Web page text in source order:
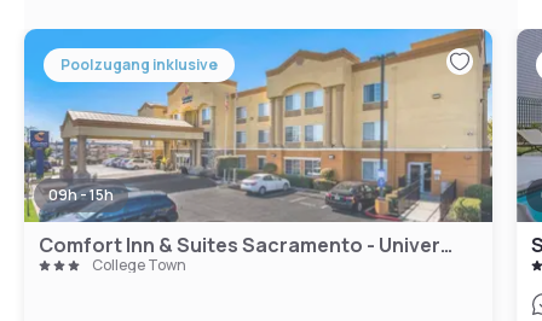
Poolzugang inklusive
09h - 15h
Comfort Inn & Suites Sacramento - University Area
College Town